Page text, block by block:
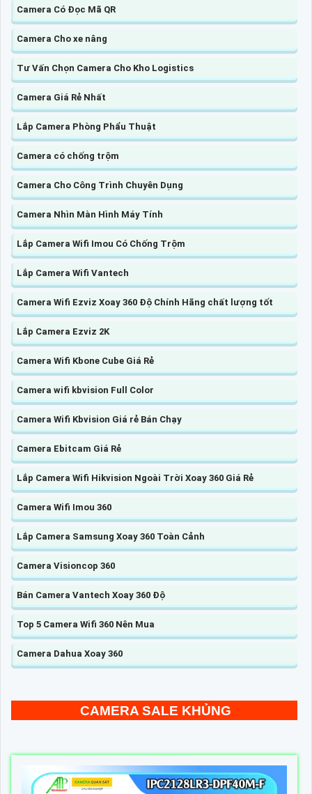
Camera Có Đọc Mã QR
Camera Cho xe nâng
Tư Vấn Chọn Camera Cho Kho Logistics
Camera Giá Rẻ Nhất
Lắp Camera Phòng Phẩu Thuật
Camera có chống trộm
Camera Cho Công Trình Chuyên Dụng
Camera Nhìn Màn Hình Máy Tính
Lắp Camera Wifi Imou Có Chống Trộm
Lắp Camera Wifi Vantech
Camera Wifi Ezviz Xoay 360 Độ Chính Hãng chất lượng tốt
Lắp Camera Ezviz 2K
Camera Wifi Kbone Cube Giá Rẻ
Camera wifi kbvision Full Color
Camera Wifi Kbvision Giá rẻ Bán Chạy
Camera Ebitcam Giá Rẻ
Lắp Camera Wifi Hikvision Ngoài Trời Xoay 360 Giá Rẻ
Camera Wifi Imou 360
Lắp Camera Samsung Xoay 360 Toàn Cảnh
Camera Visioncop 360
Bán Camera Vantech Xoay 360 Độ
Top 5 Camera Wifi 360 Nên Mua
Camera Dahua Xoay 360
CAMERA SALE KHỦNG